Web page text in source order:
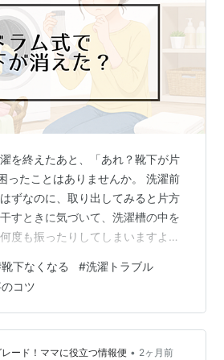
を終えたあと、「あれ？靴下が片
たことはありませんか。 洗濯前
ずなのに、取り出してみると片方
すときに気づいて、洗濯槽の中を
度も振ったりしてしまいますよ
すき間に詰まったり衣類の中に入
いことがあります。 ただし、靴下
いって、すぐに故障と決めつける
ずは落ち着いて、見つかりやすい
ていくことが大切ですよ。 この記
靴下なくなる #洗濯トラブル
コツ
ード！ママに役立つ情報便 • 2ヶ月前